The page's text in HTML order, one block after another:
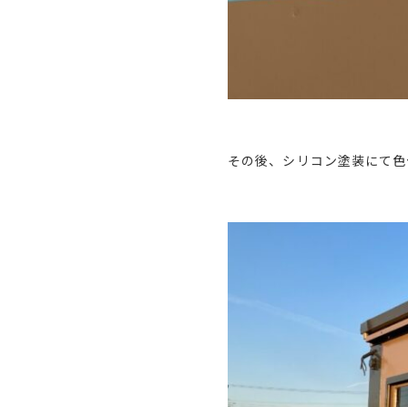
その後、シリコン塗装にて